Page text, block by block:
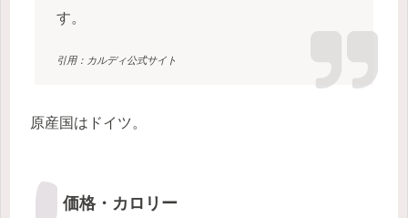
す。
引用：カルディ公式サイト
原産国はドイツ。
価格・カロリー